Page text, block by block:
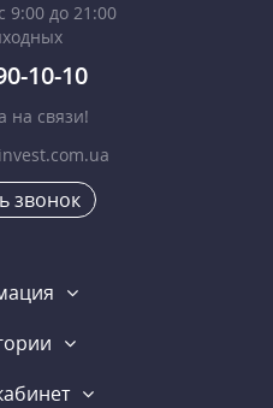
9:00 до 21:00
10-10
на связи!
звонок